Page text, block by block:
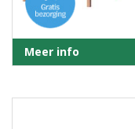
Meer info